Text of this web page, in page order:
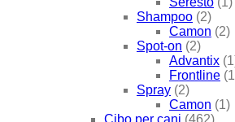
Shampoo (2)
Camon (2)
Spot-on (2)
Advantix
Frontline
Spray (2)
Camon (1)
Cibo per cani (462)